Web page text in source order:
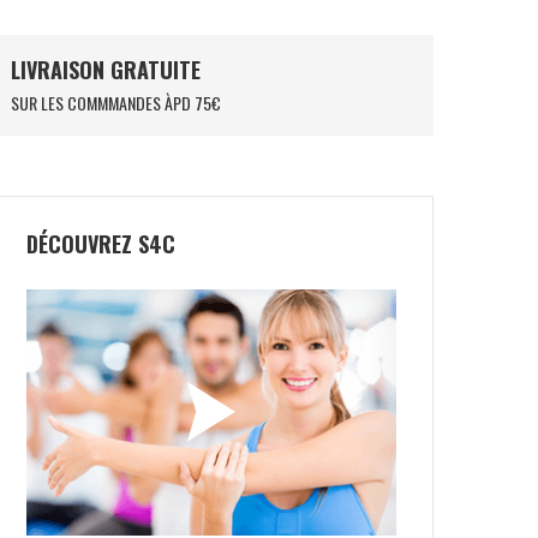
LIVRAISON GRATUITE
SUR LES COMMMANDES ÀPD 75€
NOX EQUATION 24
149,90€ 54,50€
NOX LA10 FUTURE
DÉCOUVREZ S4C